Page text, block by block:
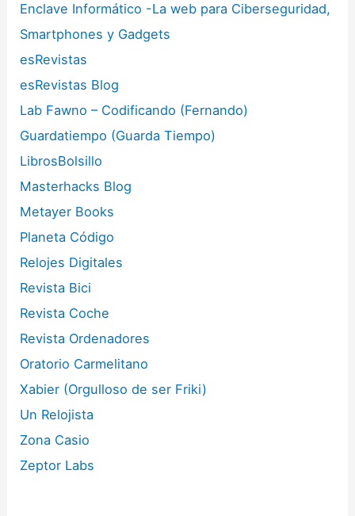
Enclave Informático -La web para Ciberseguridad,
Smartphones y Gadgets
esRevistas
esRevistas Blog
Lab Fawno – Codificando (Fernando)
Guardatiempo (Guarda Tiempo)
LibrosBolsillo
Masterhacks Blog
Metayer Books
Planeta Código
Relojes Digitales
Revista Bici
Revista Coche
Revista Ordenadores
Oratorio Carmelitano
Xabier (Orgulloso de ser Friki)
Un Relojista
Zona Casio
Zeptor Labs